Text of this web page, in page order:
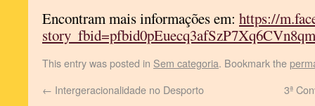
Encontram mais informações em: https://
This entry was posted in Sem categoria. Bookmark the
← Intergeracionalidade no Desporto 3ª